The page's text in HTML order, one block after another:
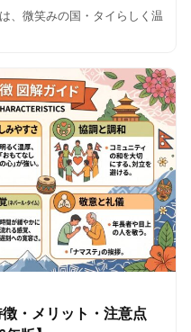
、微笑みの国・タイらしく温
・メリット・注意点